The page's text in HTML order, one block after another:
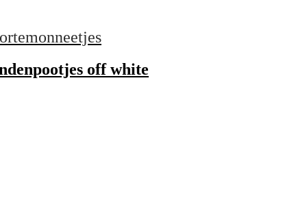
off white